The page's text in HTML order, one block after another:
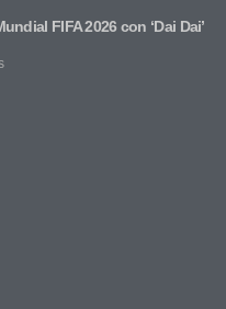
FIFA 2026 con ‘Dai Dai’